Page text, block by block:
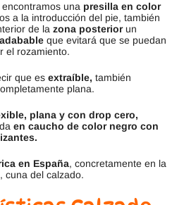
una presilla en color
a la introducción del pie, también
de la zona posteriorun
que evitará que se puedan
el rozamiento.
que es extraíble, también
plana.
plana y con drop cero,
en caucho de color negro con
en España, concretamente en la
cuna del calzado.